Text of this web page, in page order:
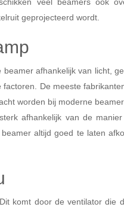
geprojecteerd wordt.
afhankelijk van licht,
De meeste
worden bij moderne
afhankelijk van de
altijd goed te laten
komt door de ventilator